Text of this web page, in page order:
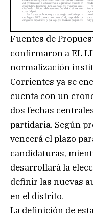
Fuentes de
confirmaron a EL
normalización
Corrientes ya se
cuenta con un
dos fechas
partidaria. Según
vencerá el plazo
candidaturas,
desarrollará la
definir las nuevas
en el distrito.
La definición de